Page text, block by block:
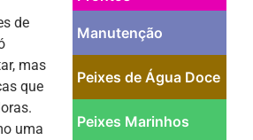
de
mas
que
uma
Manutenção
Peixes de Água Doce
Peixes Marinhos